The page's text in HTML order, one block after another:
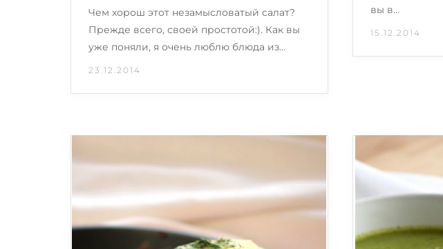
Чем хорош этот незамысловатый салат?
Прежде всего, своей простотой:). Как вы
уже поняли, я очень люблю блюда из…
23.12.2014
вы в…
15.12.2014